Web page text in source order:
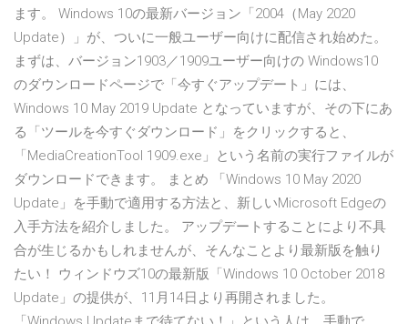
ます。 Windows 10の最新バージョン「2004（May 2020
Update）」が、ついに一般ユーザー向けに配信され始めた。
まずは、バージョン1903／1909ユーザー向けの Windows10
のダウンロードページで「今すぐアップデート」には、
Windows 10 May 2019 Update となっていますが、その下にあ
る「ツールを今すぐダウンロード」をクリックすると、
「MediaCreationTool 1909.exe」という名前の実行ファイルが
ダウンロードできます。 まとめ 「Windows 10 May 2020
Update」を手動で適用する方法と、新しいMicrosoft Edgeの
入手方法を紹介しました。 アップデートすることにより不具
合が生じるかもしれませんが、そんなことより最新版を触り
たい！ ウィンドウズ10の最新版「Windows 10 October 2018
Update」の提供が、11月14日より再開されました。